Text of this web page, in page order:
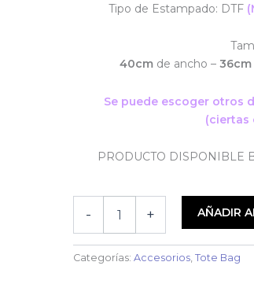
Tipo de Estampado: DTF
40cmde ancho – 36cm
Se puede escoger otros
(ciertas
PRODUCTO DISPONIBLE
-
BAG
ONE
PIECE
|
+ AÑADIR
Categorías: Accesorios, Tote Bag